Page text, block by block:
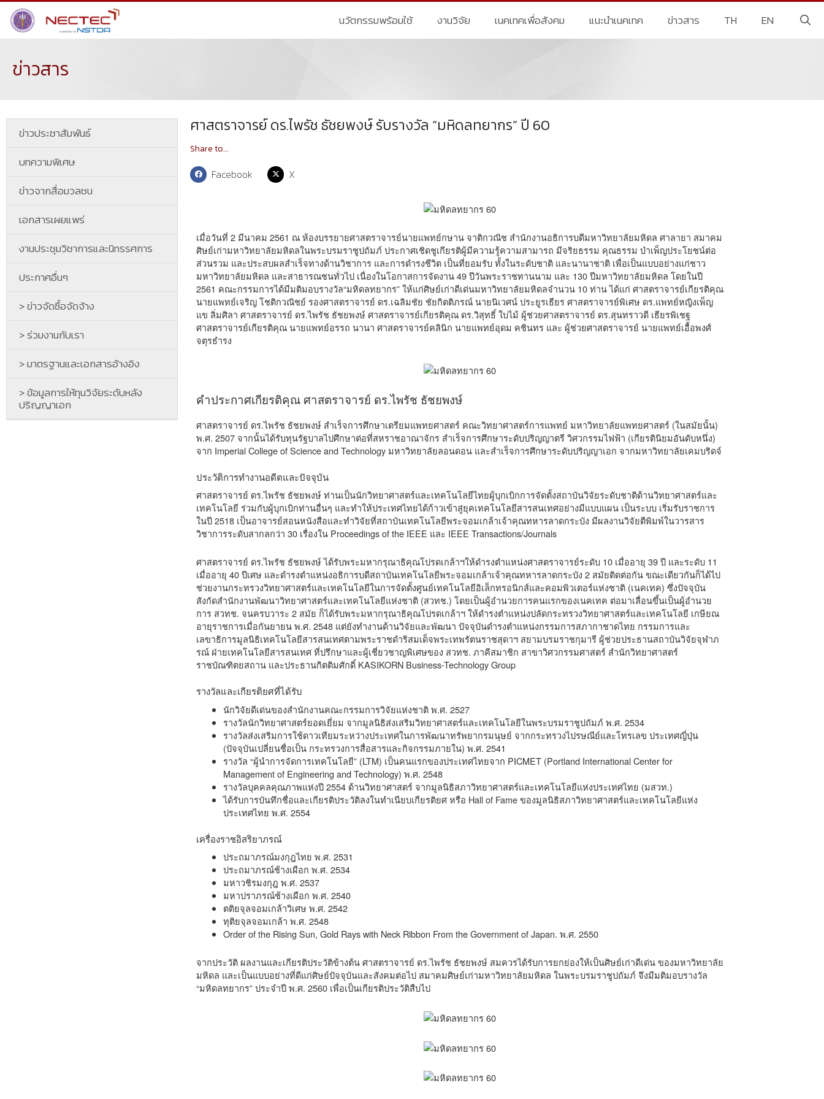
นวัตกรรมพร้อมใช้ งานวิจัย เนคเทคเพื่อสังคม แนะนำเนคเทค ข่าวสาร TH EN
ข่าวสาร
ข่าวประชาสัมพันธ์
บทความพิเศษ
ข่าวจากสื่อมวลชน
เอกสารเผยแพร่
งานประชุมวิชาการและนิทรรศการ
ประกาศอื่นๆ
> ข่าวจัดซื้อจัดจ้าง
> ร่วมงานกับเรา
> มาตรฐานและเอกสารอ้างอิง
> ข้อมูลการให้ทุนวิจัยระดับหลัง
ปริญญาเอก
ศาสตราจารย์ ดร.ไพรัช ธัชยพงษ์ รับรางวัล “มหิดลทยากร” ปี 60
Share to...
Facebook X
เมื่อวันที่ 2 มีนาคม 2561 ณ ห้องบรรยายศาสตราจารย์นายแพทย์กษาน จาติกวณิช สำนักงานอธิการบดีมหาวิทยาลัยมหิดล ศาลายา สมาคม
ศิษย์เก่ามหาวิทยาลัยมหิดลในพระบรมราชูปถัมภ์ ประกาศเชิดชูเกียรติผู้มีความรู้ความสามารถ มีจริยธรรม คุณธรรม บำเพ็ญประโยชน์ต่อ
ส่วนรวม และประสบผลสำเร็จทางด้านวิชาการ และการดำรงชีวิต เป็นที่ยอมรับ ทั้งในระดับชาติ และนานาชาติ เพื่อเป็นแบบอย่างแก่ชาว
มหาวิทยาลัยมหิดล และสาธารณชนทั่วไป เนื่องในโอกาสการจัดงาน 49 ปีวันพระราชทานนาม และ 130 ปีมหาวิทยาลัยมหิดล โดยในปี
2561 คณะกรรมการได้มีมติมอบรางวัล“มหิดลทยากร” ให้แก่ศิษย์เก่าดีเด่นมหาวิทยาลัยมหิดลจำนวน 10 ท่าน ได้แก่ ศาสตราจารย์เกียรติคุณ
นายแพทย์เจริญ โชติกวณิชย์ รองศาสตราจารย์ ดร.เฉลิมชัย ชัยกิตติภรณ์ นายนิเวศน์ ประยูรเธียร ศาสตราจารย์พิเศษ ดร.แพทย์หญิงเพ็ญ
แข ลิ่มศิลา ศาสตราจารย์ ดร.ไพรัช ธัชยพงษ์ ศาสตราจารย์เกียรติคุณ ดร.วิสุทธิ์ ใบไม้ ผู้ช่วยศาสตราจารย์ ดร.สุนทราวดี เธียรพิเชฐ
ศาสตราจารย์เกียรติคุณ นายแพทย์อรรถ นานา ศาสตราจารย์คลินิก นายแพทย์อุดม คชินทร และ ผู้ช่วยศาสตราจารย์ นายแพทย์เอื้อพงศ์
จตุรธำรง
คำประกาศเกียรติคุณ ศาสตราจารย์ ดร.ไพรัช ธัชยพงษ์
ศาสตราจารย์ ดร.ไพรัช ธัชยพงษ์ สำเร็จการศึกษาเตรียมแพทยศาสตร์ คณะวิทยาศาสตร์การแพทย์ มหาวิทยาลัยแพทยศาสตร์ (ในสมัยนั้น)
พ.ศ. 2507 จากนั้นได้รับทุนรัฐบาลไปศึกษาต่อที่สหราชอาณาจักร สำเร็จการศึกษาระดับปริญญาตรี วิศวกรรมไฟฟ้า (เกียรตินิยมอันดับหนึ่ง)
จาก Imperial College of Science and Technology มหาวิทยาลัยลอนดอน และสำเร็จการศึกษาระดับปริญญาเอก จากมหาวิทยาลัยเคมบริดจ์
ประวัติการทำงานอดีตและปัจจุบัน
ศาสตราจารย์ ดร.ไพรัช ธัชยพงษ์ ท่านเป็นนักวิทยาศาสตร์และเทคโนโลยีไทยผู้บุกเบิกการจัดตั้งสถาบันวิจัยระดับชาติด้านวิทยาศาสตร์และ
เทคโนโลยี ร่วมกับผู้บุกเบิกท่านอื่นๆ และทำให้ประเทศไทยได้ก้าวเข้าสู่ยุคเทคโนโลยีสารสนเทศอย่างมีแบบแผน เป็นระบบ เริ่มรับราชการ
ในปี 2518 เป็นอาจารย์สอนหนังสือและทำวิจัยที่สถาบันเทคโนโลยีพระจอมเกล้าเจ้าคุณทหารลาดกระบัง มีผลงานวิจัยตีพิมพ์ในวารสาร
วิชาการระดับสากลกว่า 30 เรื่องใน Proceedings of the IEEE และ IEEE Transactions/Journals
ศาสตราจารย์ ดร.ไพรัช ธัชยพงษ์ ได้รับพระมหากรุณาธิคุณโปรดเกล้าฯให้ดำรงตำแหน่งศาสตราจารย์ระดับ 10 เมื่ออายุ 39 ปี และระดับ 11
เมื่ออายุ 40 ปีเศษ และดำรงตำแหน่งอธิการบดีสถาบันเทคโนโลยีพระจอมเกล้าเจ้าคุณทหารลาดกระบัง 2 สมัยติดต่อกัน ขณะเดียวกันก็ได้ไป
ช่วยงานกระทรวงวิทยาศาสตร์และเทคโนโลยีในการจัดตั้งศูนย์เทคโนโลยีอิเล็กทรอนิกส์และคอมพิวเตอร์แห่งชาติ (เนคเทค) ซึ่งปัจจุบัน
สังกัดสำนักงานพัฒนาวิทยาศาสตร์และเทคโนโลยีแห่งชาติ (สวทช.) โดยเป็นผู้อำนวยการคนแรกของเนคเทค ต่อมาเลื่อนขึ้นเป็นผู้อำนวย
การ สวทช. จนครบวาระ 2 สมัย ก็ได้รับพระมหากรุณาธิคุณโปรดเกล้าฯ ให้ดำรงตำแหน่งปลัดกระทรวงวิทยาศาสตร์และเทคโนโลยี เกษียณ
อายุราชการเมื่อกันยายน พ.ศ. 2548 แต่ยังทำงานด้านวิจัยและพัฒนา ปัจจุบันดำรงตำแหน่งกรรมการสภากาชาดไทย กรรมการและ
เลขาธิการมูลนิธิเทคโนโลยีสารสนเทศตามพระราชดำริสมเด็จพระเทพรัตนราชสุดาฯ สยามบรมราชกุมารี ผู้ช่วยประธานสถาบันวิจัยจุฬาภ
รณ์ ฝ่ายเทคโนโลยีสารสนเทศ ที่ปรึกษาและผู้เชี่ยวชาญพิเศษของ สวทช. ภาคีสมาชิก สาขาวิศวกรรมศาสตร์ สำนักวิทยาศาสตร์
ราชบัณฑิตยสถาน และประธานกิตติมศักดิ์ KASIKORN Business-Technology Group
รางวัลและเกียรติยศที่ได้รับ
นักวิจัยดีเด่นของสำนักงานคณะกรรมการวิจัยแห่งชาติ พ.ศ. 2527
รางวัลนักวิทยาศาสตร์ยอดเยี่ยม จากมูลนิธิส่งเสริมวิทยาศาสตร์และเทคโนโลยีในพระบรมราชูปถัมภ์ พ.ศ. 2534
รางวัลส่งเสริมการใช้ดาวเทียมระหว่างประเทศในการพัฒนาทรัพยากรมนุษย์ จากกระทรวงไปรษณีย์และโทรเลข ประเทศญี่ปุ่น
(ปัจจุบันเปลี่ยนชื่อเป็น กระทรวงการสื่อสารและกิจกรรมภายใน) พ.ศ. 2541
รางวัล “ผู้นำการจัดการเทคโนโลยี” (LTM) เป็นคนแรกของประเทศไทยจาก PICMET (Portland International Center for
Management of Engineering and Technology) พ.ศ. 2548
รางวัลบุคคลคุณภาพแห่งปี 2554 ด้านวิทยาศาสตร์ จากมูลนิธิสภาวิทยาศาสตร์และเทคโนโลยีแห่งประเทศไทย (มสวท.)
ได้รับการบันทึกชื่อและเกียรติประวัติลงในทำเนียบเกียรติยศ หรือ Hall of Fame ของมูลนิธิสภาวิทยาศาสตร์และเทคโนโลยีแห่ง
ประเทศไทย พ.ศ. 2554
เครื่องราชอิสริยาภรณ์
ประถมาภรณ์มงกุฎไทย พ.ศ. 2531
ประถมาภรณ์ช้างเผือก พ.ศ. 2534
มหาวชิรมงกุฎ พ.ศ. 2537
มหาปราภรณ์ช้างเผือก พ.ศ. 2540
ตติยจุลจอมเกล้าวิเศษ พ.ศ. 2542
ทุติยจุลจอมเกล้า พ.ศ. 2548
Order of the Rising Sun, Gold Rays with Neck Ribbon From the Government of Japan. พ.ศ. 2550
จากประวัติ ผลงานและเกียรติประวัติข้างต้น ศาสตราจารย์ ดร.ไพรัช ธัชยพงษ์ สมควรได้รับการยกย่องให้เป็นศิษย์เก่าดีเด่น ของมหาวิทยาลัย
มหิดล และเป็นแบบอย่างที่ดีแก่ศิษย์ปัจจุบันและสังคมต่อไป สมาคมศิษย์เก่ามหาวิทยาลัยมหิดล ในพระบรมราชูปถัมภ์ จึงมีมติมอบรางวัล
“มหิดลทยากร” ประจำปี พ.ศ. 2560 เพื่อเป็นเกียรติประวัติสืบไป